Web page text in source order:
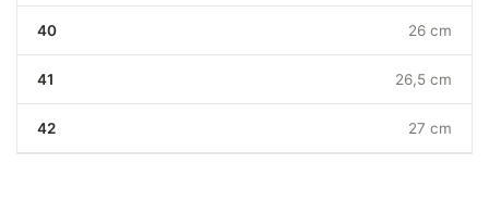
40 26 cm
41 26,5 cm
42 27 cm